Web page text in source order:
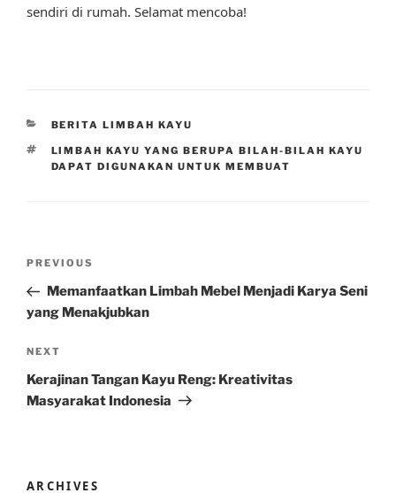
sendiri di rumah. Selamat mencoba!
CATEGORIES
BERITA LIMBAH KAYU
TAGS
LIMBAH KAYU YANG BERUPA BILAH-BILAH KAYU
DAPAT DIGUNAKAN UNTUK MEMBUAT
Previous
Post
PREVIOUS
Memanfaatkan Limbah Mebel Menjadi Karya Seni
yang Menakjubkan
Next
Post
NEXT
Kerajinan Tangan Kayu Reng: Kreativitas
Masyarakat Indonesia
ARCHIVES